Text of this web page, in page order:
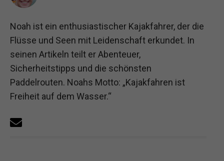
Noah ist ein enthusiastischer Kajakfahrer, der die
Flüsse und Seen mit Leidenschaft erkundet. In
seinen Artikeln teilt er Abenteuer,
Sicherheitstipps und die schönsten
Paddelrouten. Noahs Motto: „Kajakfahren ist
Freiheit auf dem Wasser.“